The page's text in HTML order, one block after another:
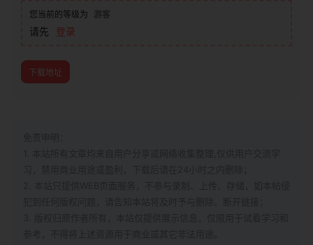
您当前的等级为 游客
请先 登录
下载地址